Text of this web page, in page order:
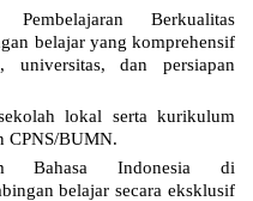
Pembelajaran Berkualitas
belajar yang komprehensif
dan persiapan
lokal serta kurikulum
CPNS/BUMN.
Bahasa Indonesia di
belajar secara eksklusif